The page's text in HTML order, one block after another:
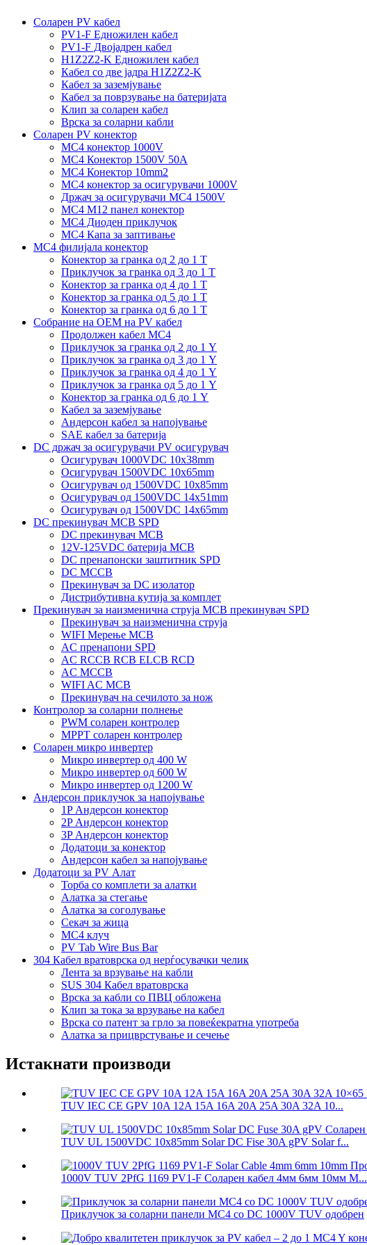
Соларен PV кабел
PV1-F Едножилен кабел
PV1-F Двојадрен кабел
H1Z2Z2-K Едножилен кабел
Кабел со две јадра H1Z2Z2-K
Кабел за заземјување
Кабел за поврзување на батеријата
Клип за соларен кабел
Врска за соларни кабли
Соларен PV конектор
MC4 конектор 1000V
MC4 Конектор 1500V 50A
MC4 Конектор 10mm2
MC4 конектор за осигурувачи 1000V
Држач за осигурувачи MC4 1500V
MC4 M12 панел конектор
MC4 Диоден приклучок
MC4 Капа за заптивање
MC4 филијала конектор
Конектор за гранка од 2 до 1 Т
Приклучок за гранка од 3 до 1 Т
Конектор за гранка од 4 до 1 Т
Конектор за гранка од 5 до 1 Т
Конектор за гранка од 6 до 1 Т
Собрание на ОЕМ на PV кабел
Продолжен кабел MC4
Приклучок за гранка од 2 до 1 Y
Приклучок за гранка од 3 до 1 Y
Приклучок за гранка од 4 до 1 Y
Приклучок за гранка од 5 до 1 Y
Конектор за гранка од 6 до 1 Y
Кабел за заземјување
Андерсон кабел за напојување
SAE кабел за батерија
DC држач за осигурувачи PV осигурувач
Осигурувач 1000VDC 10x38mm
Осигурувач 1500VDC 10x65mm
Осигурувач од 1500VDC 10x85mm
Осигурувач од 1500VDC 14x51mm
Осигурувач од 1500VDC 14x65mm
DC прекинувач MCB SPD
DC прекинувач MCB
12V-125VDC батерија MCB
DC пренапонски заштитник SPD
DC MCCB
Прекинувач за DC изолатор
Дистрибутивна кутија за комплет
Прекинувач за наизменична струја MCB прекинувач SPD
Прекинувач за наизменична струја
WIFI Мерење MCB
AC пренапони SPD
AC RCCB RCB ELCB RCD
AC MCCB
WIFI AC MCB
Прекинувач на сечилото за нож
Контролор за соларни полнење
PWM соларен контролер
MPPT соларен контролер
Соларен микро инвертер
Микро инвертер од 400 W
Микро инвертер од 600 W
Микро инвертер од 1200 W
Андерсон приклучок за напојување
1P Андерсон конектор
2P Андерсон конектор
3P Андерсон конектор
Додатоци за конектор
Андерсон кабел за напојување
Додатоци за PV Алат
Торба со комплети за алатки
Алатка за стегање
Алатка за соголување
Секач за жица
MC4 клуч
PV Tab Wire Bus Bar
304 Кабел вратоврска од нерѓосувачки челик
Лента за врзување на кабли
SUS 304 Кабел вратоврска
Врска за кабли со ПВЦ обложена
Клип за тока за врзување на кабел
Врска со патент за грло за повеќекратна употреба
Алатка за прицврстување и сечење
Истакнати производи
TUV IEC CE GPV 10A 12A 15A 16A 20A 25A 30A 32A 10...
TUV UL 1500VDC 10x85mm Solar DC Fise 30A gPV Solar f...
1000V TUV 2PfG 1169 PV1-F Соларен кабел 4мм 6мм 10мм М...
Приклучок за соларни панели MC4 со DC 1000V TUV одобрен